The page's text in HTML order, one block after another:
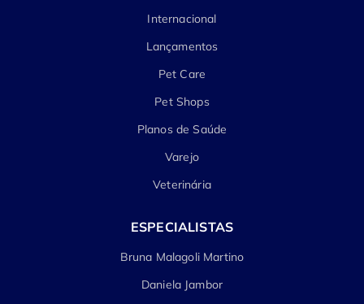
Internacional
Lançamentos
Pet Care
Pet Shops
Planos de Saúde
Varejo
Veterinária
ESPECIALISTAS
Bruna Malagoli Martino
Daniela Jambor